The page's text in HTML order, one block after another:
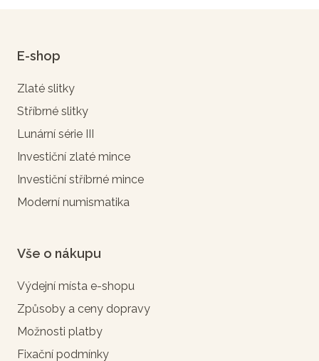
E-shop
Zlaté slitky
Stříbrné slitky
Lunární série III
Investiční zlaté mince
Investiční stříbrné mince
Moderní numismatika
Vše o nákupu
Výdejní místa e-shopu
Způsoby a ceny dopravy
Možnosti platby
Fixační podmínky